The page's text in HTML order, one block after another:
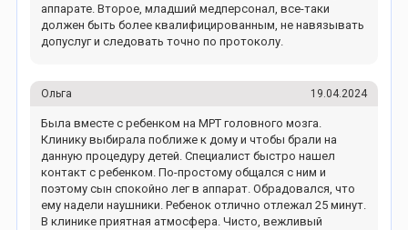
аппарате. Второе, младший медперсонал, все-таки
должен быть более квалифицированным, не навязывать
допуслуг и следовать точно по протоколу.
Ольга 19.04.2024
Была вместе с ребенком на МРТ головного мозга.
Клинику выбирала поближе к дому и чтобы брали на
данную процедуру детей. Специалист быстро нашел
контакт с ребенком. По-простому общался с ним и
поэтому сын спокойно лег в аппарат. Обрадовался, что
ему надели наушники. Ребенок отлично отлежал 25 минут.
В клинике приятная атмосфера. Чисто, вежливый